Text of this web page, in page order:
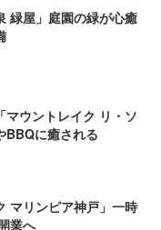
緑屋」庭園の緑が心癒
ウントレイク リ・ソ
BBQに癒される
マリンピア神戸」一時
業へ